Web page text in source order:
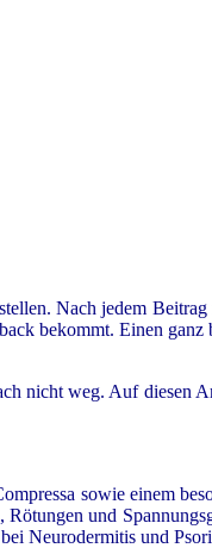
Nach jedem
bekommt. Einen
nicht weg. Auf diesen
sowie einem
und
Neurodermitis und